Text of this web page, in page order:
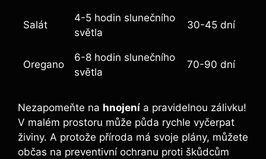
Salát
4-5 hodin slunečního
světla
30-45 dní
Oregano
6-8 hodin slunečního
světla
70-90 dní
Nezapomeňte na hnojení a pravidelnou zálivku!
V malém prostoru může půda rychle vyčerpat
živiny. A protože příroda má svoje plány, můžete
občas na preventivní ochranu proti škůdcům